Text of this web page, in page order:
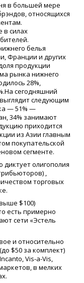
в большей мере
относящихся
в силах
белья
Франции и других
продукции
рынка нижнего
28%,
сегодняшний
следующим
— 51% —
34% занимают
приходится
из Азии главным
покупательской
сегменте.
олигополия
,
торговых
$100)
есть примерно
сети «Эстель
и относительно
(до $50 за комплект)
Vis-a-Vis,
в мелких